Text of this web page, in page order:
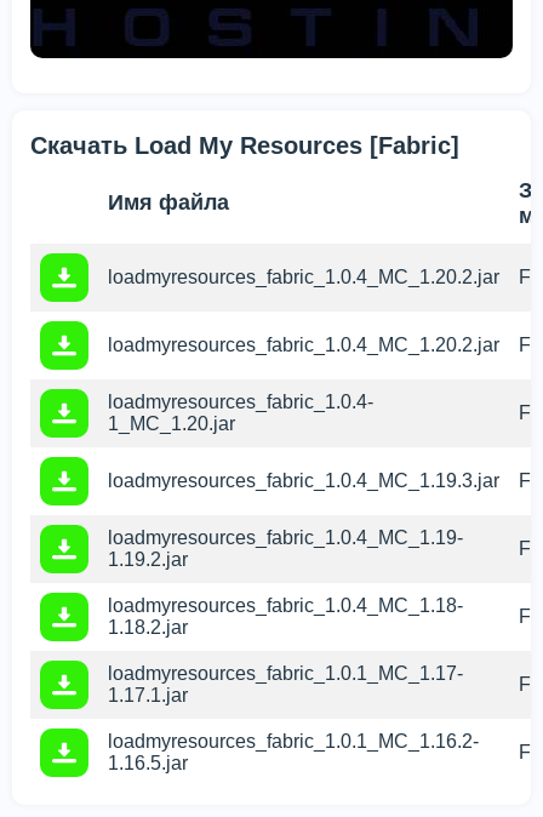
Скачать Load My Resources [Fabric]
Имя файла
loadmyresources_fabric_1.0.4_MC_1.20.2.jar
loadmyresources_fabric_1.0.4_MC_1.20.2.jar
loadmyresources_fabric_1.0.4-
1_MC_1.20.jar
loadmyresources_fabric_1.0.4_MC_1.19.3.jar
loadmyresources_fabric_1.0.4_MC_1.19-
1.19.2.jar
loadmyresources_fabric_1.0.4_MC_1.18-
1.18.2.jar
loadmyresources_fabric_1.0.1_MC_1.17-
1.17.1.jar
loadmyresources_fabric_1.0.1_MC_1.16.2-
1.16.5.jar